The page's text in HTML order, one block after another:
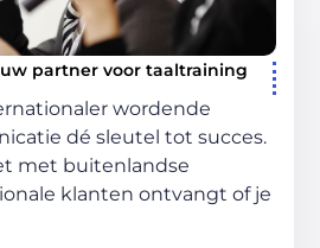
partner voor taaltraining
wordende
dé sleutel tot succes.
met buitenlandse
klanten ontvangt of je